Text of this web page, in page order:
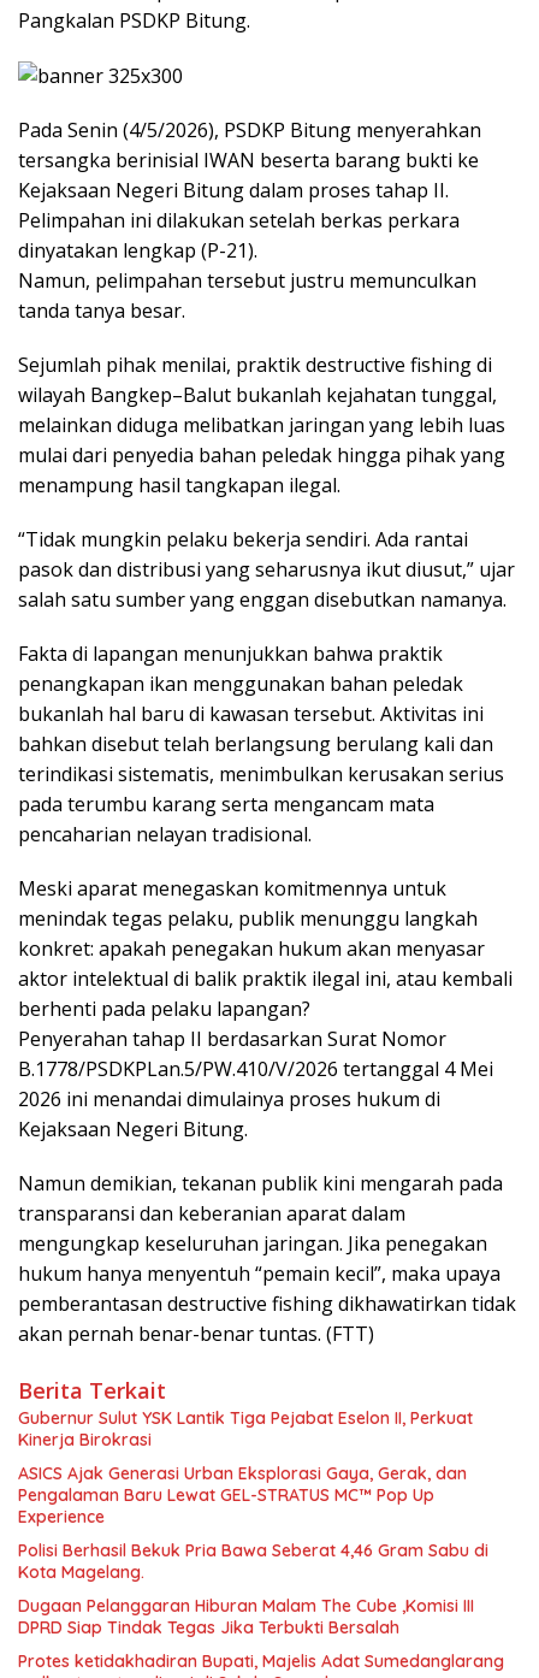
Pangkalan PSDKP Bitung.
Pada Senin (4/5/2026), PSDKP Bitung menyerahkan
tersangka berinisial IWAN beserta barang bukti ke
Kejaksaan Negeri Bitung dalam proses tahap II.
Pelimpahan ini dilakukan setelah berkas perkara
dinyatakan lengkap (P-21).
Namun, pelimpahan tersebut justru memunculkan
tanda tanya besar.
Sejumlah pihak menilai, praktik destructive fishing di
wilayah Bangkep–Balut bukanlah kejahatan tunggal,
melainkan diduga melibatkan jaringan yang lebih luas
mulai dari penyedia bahan peledak hingga pihak yang
menampung hasil tangkapan ilegal.
“Tidak mungkin pelaku bekerja sendiri. Ada rantai
pasok dan distribusi yang seharusnya ikut diusut,” ujar
salah satu sumber yang enggan disebutkan namanya.
Fakta di lapangan menunjukkan bahwa praktik
penangkapan ikan menggunakan bahan peledak
bukanlah hal baru di kawasan tersebut. Aktivitas ini
bahkan disebut telah berlangsung berulang kali dan
terindikasi sistematis, menimbulkan kerusakan serius
pada terumbu karang serta mengancam mata
pencaharian nelayan tradisional.
Meski aparat menegaskan komitmennya untuk
menindak tegas pelaku, publik menunggu langkah
konkret: apakah penegakan hukum akan menyasar
aktor intelektual di balik praktik ilegal ini, atau kembali
berhenti pada pelaku lapangan?
Penyerahan tahap II berdasarkan Surat Nomor
B.1778/PSDKPLan.5/PW.410/V/2026 tertanggal 4 Mei
2026 ini menandai dimulainya proses hukum di
Kejaksaan Negeri Bitung.
Namun demikian, tekanan publik kini mengarah pada
transparansi dan keberanian aparat dalam
mengungkap keseluruhan jaringan. Jika penegakan
hukum hanya menyentuh “pemain kecil”, maka upaya
pemberantasan destructive fishing dikhawatirkan tidak
akan pernah benar-benar tuntas. (FTT)
Berita Terkait
Gubernur Sulut YSK Lantik Tiga Pejabat Eselon II, Perkuat
Kinerja Birokrasi
ASICS Ajak Generasi Urban Eksplorasi Gaya, Gerak, dan
Pengalaman Baru Lewat GEL-STRATUS MC™ Pop Up
Experience
Polisi Berhasil Bekuk Pria Bawa Seberat 4,46 Gram Sabu di
Kota Magelang.
Dugaan Pelanggaran Hiburan Malam The Cube ,Komisi III
DPRD Siap Tindak Tegas Jika Terbukti Bersalah
Protes ketidakhadiran Bupati, Majelis Adat Sumedanglarang